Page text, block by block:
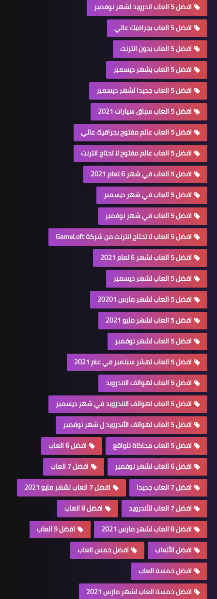
افضل 5 العاب اندرويد لشهر نوفمبر
افضل 5 العاب بجرافيك عالي
افضل 5 العاب بدون انترنت
افضل 5 العاب بشهر ديسمبر
افضل 5 العاب جديدا لشهر ديسمبر
افضل 5 العاب سباق سيارات 2021
افضل 5 العاب عالم مفتوح بجرافيك عالي
افضل 5 العاب عالم مفتوح لا تحتاج انترنت
افضل 5 العاب في شهر 6 لعام 2021
افضل 5 العاب في شهر ديسمبر
افضل 5 العاب في شهر نوفمبر
افضل 5 العاب لا تحتاج انترنت من شركة GameLoft
افضل 5 العاب لشهر 6 لعام 2021
افضل 5 العاب لشهر ديسمبر
افضل 5 العاب لشهر مارس 20201
افضل 5 العاب لشهر مايو 2021
افضل 5 العاب لشهر نوفمبر
افضل 5 العاب لهشر سبتمبر في عام 2021
افضل 5 العاب لهواتف الاندرويد
افضل 5 العاب لهواتف الاندرويد في شهر ديسمبر
افضل 5 العاب لهواتف الأندرويد ل شهر نوفمبر
افضل 5 العاب محاكاة للواقع
افضل 6 العاب
افضل 6 العاب لشهر نوفمبر
افضل 7 العاب
افضل 7 العاب جديدا
افضل 7 العاب لشهر مايو 2021
افضل 7 العاب للأندرويد
افضل 8 العاب
افضل 8 العاب لشهر مارس 2021
افضل 9 العاب
افضل الألعاب
افضل خمس العاب
افضل خمسة العاب
افضل خمسة العاب لشهر مارس 2021